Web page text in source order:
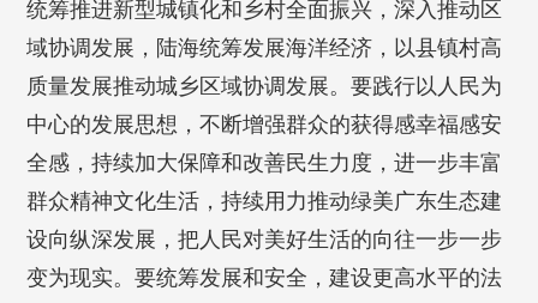
统筹推进新型城镇化和乡村全面振兴，深入推动区
域协调发展，陆海统筹发展海洋经济，以县镇村高
质量发展推动城乡区域协调发展。要践行以人民为
中心的发展思想，不断增强群众的获得感幸福感安
全感，持续加大保障和改善民生力度，进一步丰富
群众精神文化生活，持续用力推动绿美广东生态建
设向纵深发展，把人民对美好生活的向往一步一步
变为现实。要统筹发展和安全，建设更高水平的法